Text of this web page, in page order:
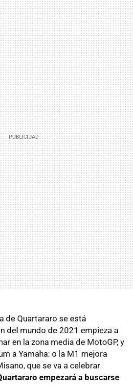
de Quartararo se está
del mundo de 2021 empieza a
en la zona media de MotoGP, y
a Yamaha: o la M1 mejora
que se va a celebrar
empezará a buscarse